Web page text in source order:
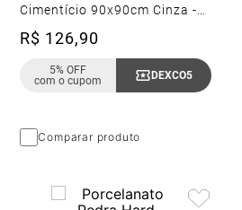
Cimentício 90x90cm Cinza -
Portinari Downtown Hd Gr
Pol Retificado
R$ 126,90
5% OFF
com o cupom
DEXCO5
Comparar produto